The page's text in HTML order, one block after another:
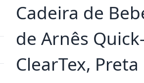
Cadeira de
de Arnês
ClearTex, Preta